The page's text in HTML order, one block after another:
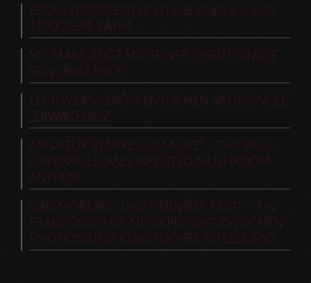
EBOW VERÖFFENTLICHT DIE SINGLE „CLUB
1990“ FEAT. FAYIM
MC MARS ZEIGT MIT SEINER DEBUT-SINGLE
SEIN „REAL FACE“
LEFTOVERS VERÖFFENTLICHEN NEUE SINGLE
„ERWACHSEN“
ANNA TUR REMIXES „I’M ALIVE“ – THE PAUL
OAKENFOLD AND INFECTED MUSHROOM
ANTHEM
ILAN MOREAU: „UNE DERNIÈRE NUIT“ – EIN
FRANZÖSISCHES MUSIKPROJEKT ZWISCHEN
EMOTION UND KÜNSTLICHER INTELLIGENZ